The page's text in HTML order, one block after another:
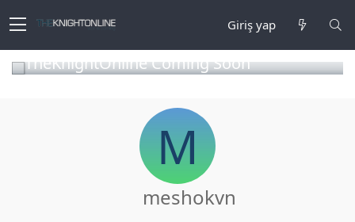
Giriş yap
TheKnightOnline Coming Soon
M
meshokvn